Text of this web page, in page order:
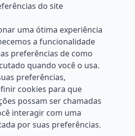
do site
uma ótima experiência
a funcionalidade
preferências de como
quando você o usa.
preferências,
cookies para que
possam ser chamadas
interagir com uma
por suas preferências.